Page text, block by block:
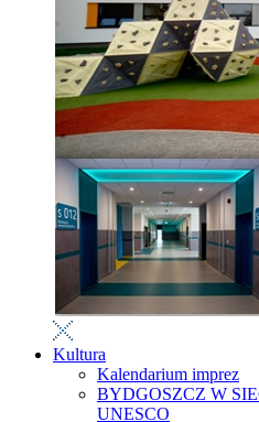
Kultura
Kalendarium imprez
BYDGOSZCZ W
UNESCO